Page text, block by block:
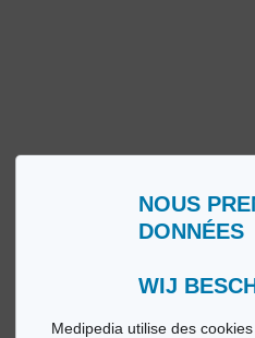
NOUS
DONNÉES
WIJ
Medipedia utilise des
Wie zijn wij?